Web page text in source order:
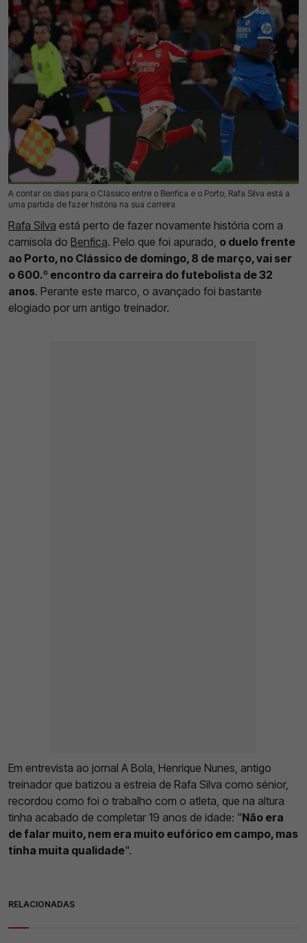
A contar os dias para o Clássico entre o Benfica e o Porto, Rafa Silva está a
uma partida de fazer história na sua carreira
06 Mar 2026 | 11:16 | 0
Rafa Silva está perto de fazer novamente história com a
camisola do Benfica. Pelo que foi apurado, o duelo frente
ao Porto, no Clássico de domingo, 8 de março, vai ser
o 600.º encontro da carreira do futebolista de 32
anos. Perante este marco, o avançado foi bastante
elogiado por um antigo treinador.
Em entrevista ao jornal A Bola, Henrique Nunes, antigo
treinador que batizou a estreia de Rafa Silva como sénior,
recordou como foi o trabalho com o atleta, que na altura
tinha acabado de completar 19 anos de idade: "Não era
de falar muito, nem era muito eufórico em campo, mas
tinha muita qualidade".
RELACIONADAS